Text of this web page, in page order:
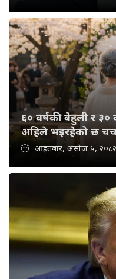
६० वर्षकी बेहुली र ३०
अहिले भइरहेको छ
आइतबार, असोज ५, २०८२